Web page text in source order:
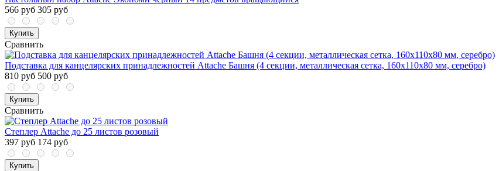
566 руб 305 руб
Купить
Сравнить
Подставка для канцелярских принадлежностей Attache Башня (4 секции, металлическая сетка, 160х110х80 мм, серебро)
810 руб 500 руб
Купить
Сравнить
Степлер Attache до 25 листов розовый
397 руб 174 руб
Купить